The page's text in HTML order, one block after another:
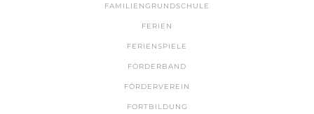
FAMILIENGRUNDSCHULE
FERIEN
FERIENSPIELE
FÖRDERBAND
FÖRDERVEREIN
FORTBILDUNG